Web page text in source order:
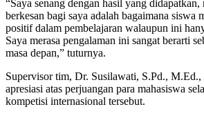
“Saya senang dengan hasil yang
berkesan bagi saya adalah bagaimana siswa
positif dalam pembelajaran walaupun ini
Saya merasa pengalaman ini sangat berarti
masa depan,” tuturnya.
Supervisor tim, Dr. Susilawati, S.Pd., M.Ed.,
apresiasi atas perjuangan para mahasiswa
kompetisi internasional tersebut.